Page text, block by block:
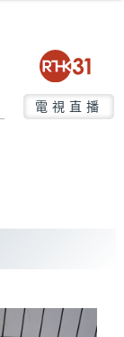
電視直播